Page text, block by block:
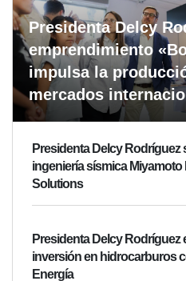
Presidenta Delcy
emprendimiento
impulsa la
mercados
Presidenta Delcy
ingeniería sísmica Miyamoto
Solutions
Presidenta Delcy Rodríguez
inversión en hidrocarburos
Energía